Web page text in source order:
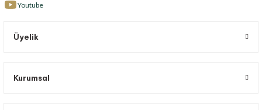
Youtube
Üyelik
Kurumsal